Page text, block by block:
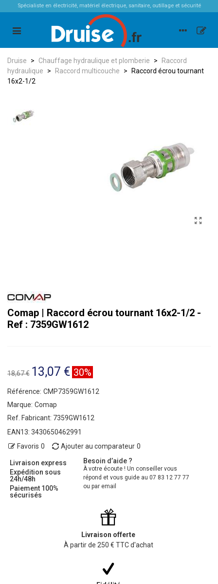
Spécialiste en électricité, matériel électrique, sanitaire, outillage et sécurité
Druise > Chauffage hydraulique et plomberie >
Raccord
hydraulique
> Raccord multicouche >
Raccord écrou tournant
16x2-1/2
Comap | Raccord écrou tournant 16x2-1/2 -
Ref : 7359GW1612
18,67 € 13,07 € 30%
Référence: CMP7359GW1612
Marque: Comap
Ref. Fabricant: 7359GW1612
EAN13: 3430650462991
Favoris 0 Ajouter au comparateur 0
Livraison express
Expédition sous
24h/48h
Paiement 100%
sécurisés
Besoin d’aide ?
À votre écoute ! Un conseiller vous
répond et vous guide au 07 83 12 77 77
ou par email
Livraison offerte
À partir de 250 € TTC d'achat